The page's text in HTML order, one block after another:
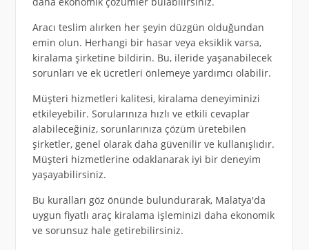
Aracı teslim alırken her şeyin düzgün olduğundan
emin olun. Herhangi bir hasar veya eksiklik varsa,
kiralama şirketine bildirin. Bu, ileride yaşanabilecek
sorunları ve ek ücretleri önlemeye yardımcı olabilir.
Müşteri hizmetleri kalitesi, kiralama deneyiminizi
etkileyebilir. Sorularınıza hızlı ve etkili cevaplar
alabileceğiniz, sorunlarınıza çözüm üretebilen
şirketler, genel olarak daha güvenilir ve kullanışlıdır.
Müşteri hizmetlerine odaklanarak iyi bir deneyim
yaşayabilirsiniz.
Bu kuralları göz önünde bulundurarak, Malatya'da
uygun fiyatlı araç kiralama işleminizi daha ekonomik
ve sorunsuz hale getirebilirsiniz.